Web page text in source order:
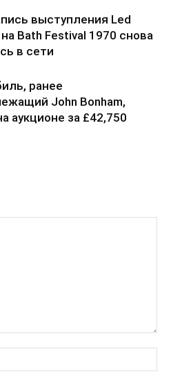
выступления Led
Bath Festival 1970 снова
в сети
ранее
John Bonham,
аукционе за £42,750